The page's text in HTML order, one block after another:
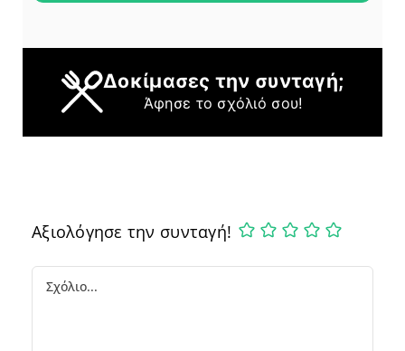
Δοκίμασες την συνταγή;
Άφησε το σχόλιό σου!
Αξιολόγησε την συνταγή!
Comment